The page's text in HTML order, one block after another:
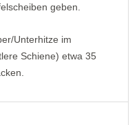
geben.
Unterhitze im
Schiene) etwa 35